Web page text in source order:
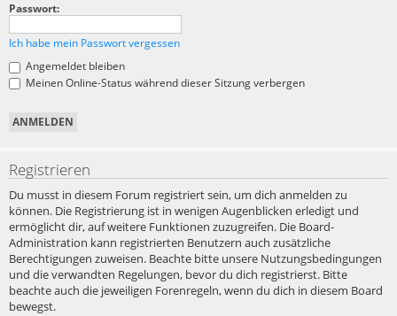
Passwort:
Ich habe mein Passwort vergessen
Angemeldet bleiben
Meinen Online-Status während dieser Sitzung verbergen
Registrieren
Du musst in diesem Forum registriert sein, um dich anmelden zu
können. Die Registrierung ist in wenigen Augenblicken erledigt und
ermöglicht dir, auf weitere Funktionen zuzugreifen. Die Board-
Administration kann registrierten Benutzern auch zusätzliche
Berechtigungen zuweisen. Beachte bitte unsere Nutzungsbedingungen
und die verwandten Regelungen, bevor du dich registrierst. Bitte
beachte auch die jeweiligen Forenregeln, wenn du dich in diesem Board
bewegst.